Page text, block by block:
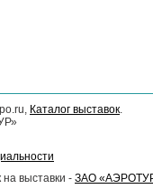
Каталог выставок.
выставки - ЗАО